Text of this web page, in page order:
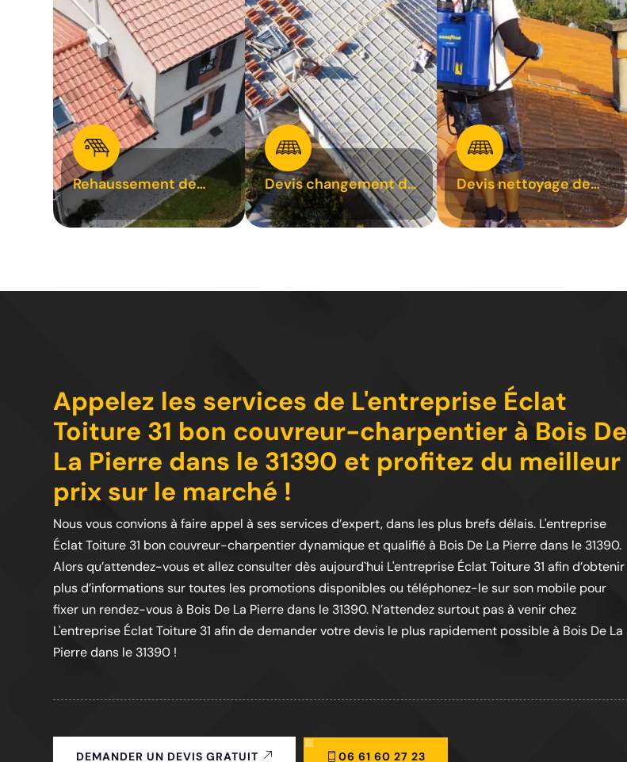
Rehaussement de
toiture 31
Devis changement de
tuile 31
Devis nettoyage de
toiture 31
Appelez les services de L'entreprise Éclat
Toiture 31 bon couvreur-charpentier à Bois De
La Pierre dans le 31390 et profitez du meilleur
prix sur le marché !
Nous vous convions à faire appel à ses services d’expert, dans les plus brefs délais. L'entreprise
Éclat Toiture 31 bon couvreur-charpentier dynamique et qualifié à Bois De La Pierre dans le 31390.
Alors qu’attendez-vous et allez consulter dès aujourd`hui L'entreprise Éclat Toiture 31 afin d’obtenir
plus d’informations sur toutes les promotions disponibles ou téléphonez-le sur son mobile pour
fixer un rendez-vous à Bois De La Pierre dans le 31390. N’attendez surtout pas à venir chez
L'entreprise Éclat Toiture 31 afin de demander votre devis le plus rapidement possible à Bois De La
Pierre dans le 31390 !
DEMANDER UN DEVIS GRATUIT 06 61 60 27 23